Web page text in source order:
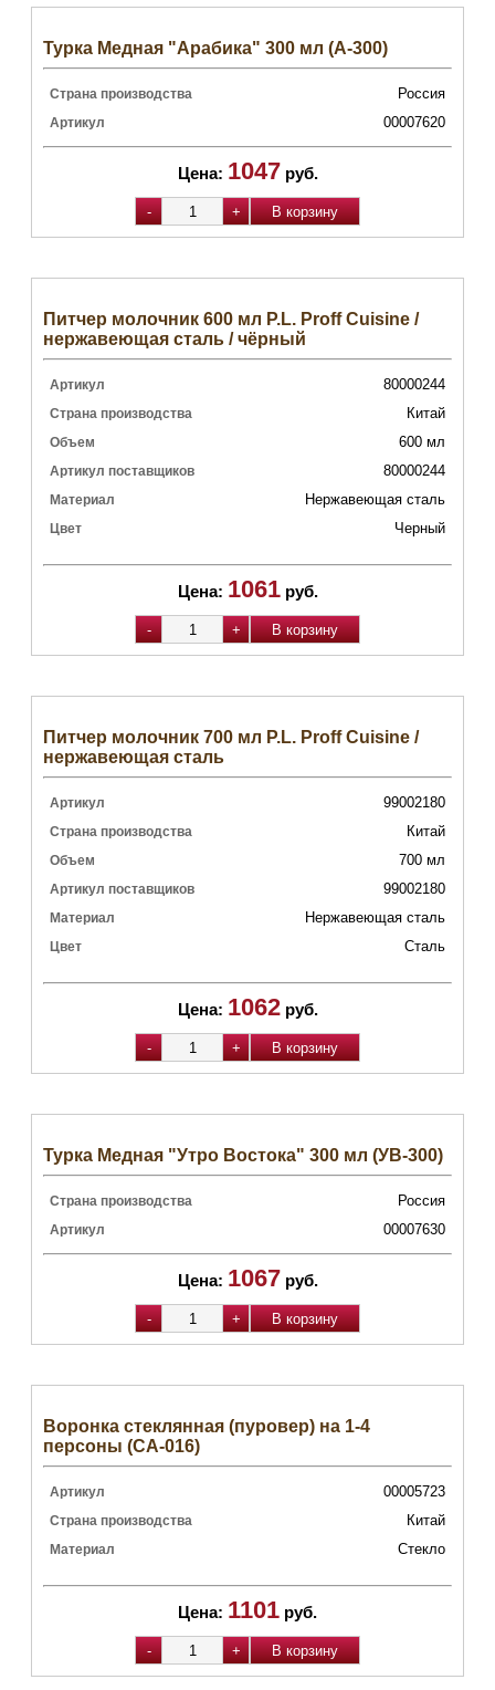
Турка Медная "Арабика" 300 мл (А-300)
Страна производства Россия
Артикул 00007620
Цена: 1047 руб.
Питчер молочник 600 мл P.L. Proff Cuisine /
нержавеющая сталь / чёрный
Артикул 80000244
Страна производства Китай
Объем 600 мл
Артикул поставщиков 80000244
Материал Нержавеющая сталь
Цвет Черный
Цена: 1061 руб.
Питчер молочник 700 мл P.L. Proff Cuisine /
нержавеющая сталь
Артикул 99002180
Страна производства Китай
Объем 700 мл
Артикул поставщиков 99002180
Материал Нержавеющая сталь
Цвет Сталь
Цена: 1062 руб.
Турка Медная "Утро Востока" 300 мл (УВ-300)
Страна производства Россия
Артикул 00007630
Цена: 1067 руб.
Воронка стеклянная (пуровер) на 1-4
персоны (CA-016)
Артикул 00005723
Страна производства Китай
Материал Стекло
Цена: 1101 руб.